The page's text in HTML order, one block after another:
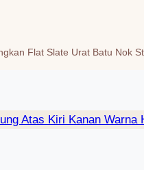
Flat Slate Urat Batu Nok